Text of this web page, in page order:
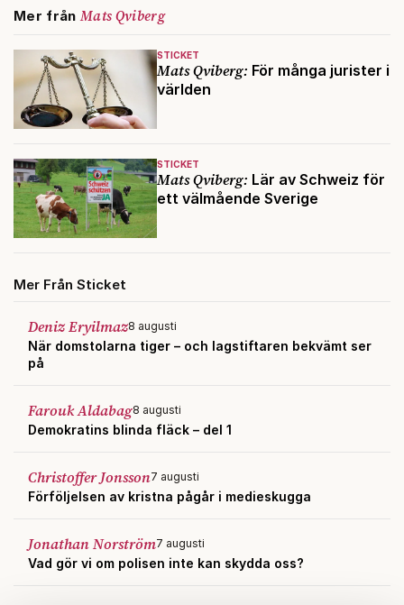
Mer från Mats Qviberg
STICKET
Mats Qviberg: För många jurister i
världen
STICKET
Mats Qviberg: Lär av Schweiz för
ett välmående Sverige
Mer Från Sticket
Deniz Eryilmaz8 augusti
När domstolarna tiger – och lagstiftaren bekvämt ser
på
Farouk Aldabag8 augusti
Demokratins blinda fläck – del 1
Christoffer Jonsson7 augusti
Förföljelsen av kristna pågår i medieskugga
Jonathan Norström7 augusti
Vad gör vi om polisen inte kan skydda oss?